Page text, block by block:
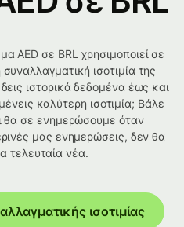
AED σε BRL χρησιμοποιεί σε
ισοτιμία της
ιστορικά δεδομένα έως και
καλύτερη ισοτιμία; Βάλε
θα σε ενημερώσουμε όταν
μας ενημερώσεις, δεν θα
τελευταία νέα.
ισοτιμίας